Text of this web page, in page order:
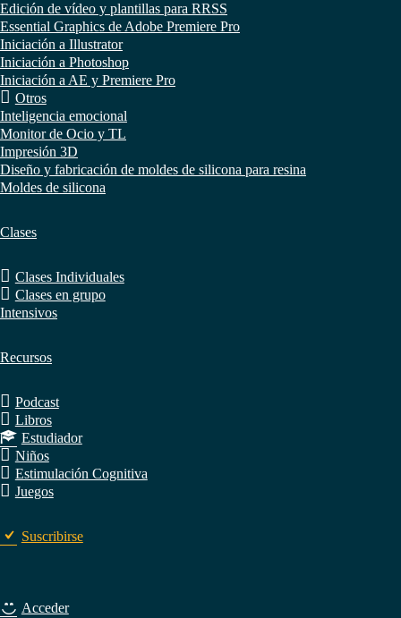
Edición de vídeo y plantillas para RRSS
Essential Graphics de Adobe Premiere Pro
Iniciación a Illustrator
Iniciación a Photoshop
Iniciación a AE y Premiere Pro
Otros
Inteligencia emocional
Monitor de Ocio y TL
Impresión 3D
Diseño y fabricación de moldes de silicona para resina
Moldes de silicona
Clases
Clases Individuales
Clases en grupo
Intensivos
Recursos
Podcast
Libros
Estudiador
Niños
Estimulación Cognitiva
Juegos
Suscribirse
Acceder